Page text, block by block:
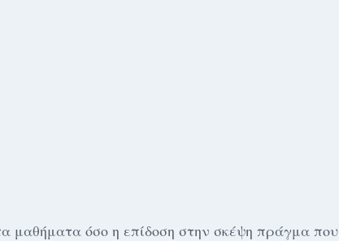
μαθήματα όσο η επίδοση στην σκέψη πράγμα που